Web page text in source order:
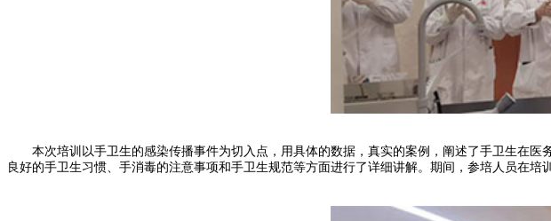
本次培训以手卫生的感染传播事件为切入点，用具体的数据，真实的案例，阐述了手卫生在医
良好的手卫生习惯、手消毒的注意事项和手卫生规范等方面进行了详细讲解。期间，参培人员在培